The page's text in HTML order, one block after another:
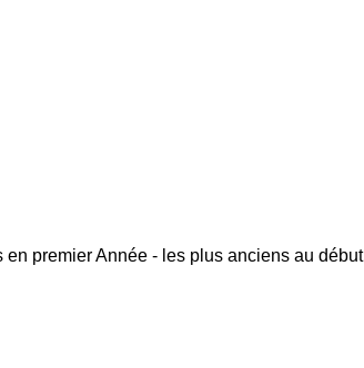
en premierAnnée - les plus anciens au début